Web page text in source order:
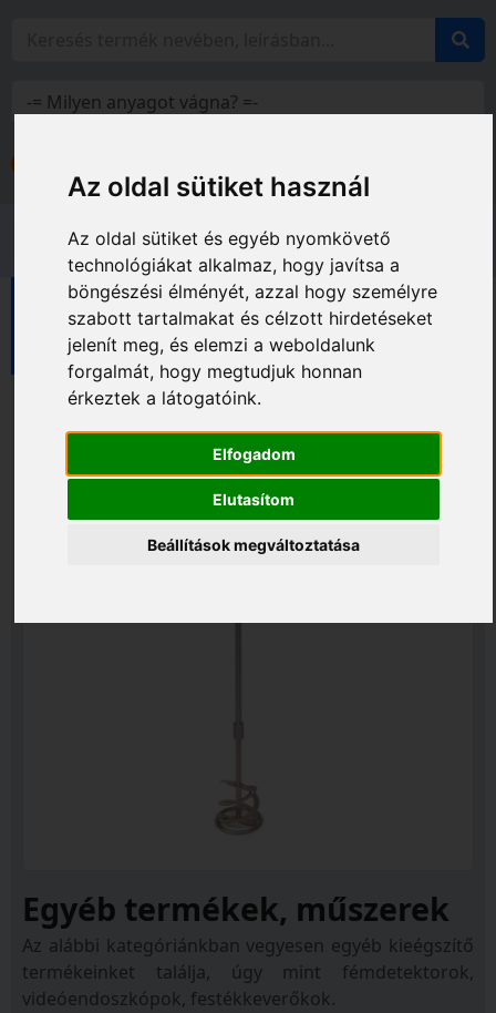
Az oldal sütiket használ
Az oldal sütiket és egyéb nyomkövető
technológiákat alkalmaz, hogy javítsa a
böngészési élményét, azzal hogy személyre
szabott tartalmakat és célzott hirdetéseket
jelenít meg, és elemzi a weboldalunk
forgalmát, hogy megtudjuk honnan
érkeztek a látogatóink.
Elfogadom
Elutasítom
Beállítások megváltoztatása
Fiókom
Méréstechnika
geo-FENNEL termékcsalád
Egyéb termékek, műszerek
Egyéb termékek, műszerek
Az alábbi kategóriánkban vegyesen egyéb kieégszítő
termékeinket találja, úgy mint fémdetektorok,
videóendoszkópok, festékkeverőkok.